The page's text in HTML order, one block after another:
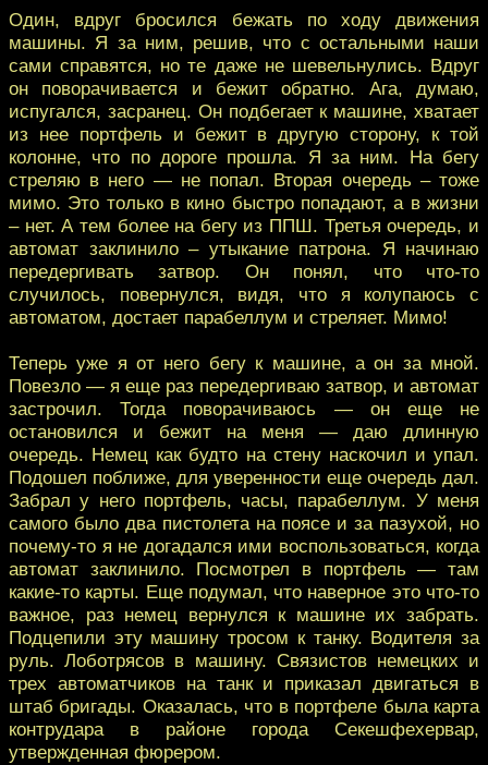
Один, вдруг бросился бежать по ходу движения
машины. Я за ним, решив, что с остальными наши
сами справятся, но те даже не шевельнулись. Вдруг
он поворачивается и бежит обратно. Ага, думаю,
испугался, засранец. Он подбегает к машине, хватает
из нее портфель и бежит в другую сторону, к той
колонне, что по дороге прошла. Я за ним. На бегу
стреляю в него — не попал. Вторая очередь – тоже
мимо. Это только в кино быстро попадают, а в жизни
– нет. А тем более на бегу из ППШ. Третья очередь, и
автомат заклинило – утыкание патрона. Я начинаю
передергивать затвор. Он понял, что что-то
случилось, повернулся, видя, что я колупаюсь с
автоматом, достает парабеллум и стреляет. Мимо!
Теперь уже я от него бегу к машине, а он за мной.
Повезло — я еще раз передергиваю затвор, и автомат
застрочил. Тогда поворачиваюсь — он еще не
остановился и бежит на меня — даю длинную
очередь. Немец как будто на стену наскочил и упал.
Подошел поближе, для уверенности еще очередь дал.
Забрал у него портфель, часы, парабеллум. У меня
самого было два пистолета на поясе и за пазухой, но
почему-то я не догадался ими воспользоваться, когда
автомат заклинило. Посмотрел в портфель — там
какие-то карты. Еще подумал, что наверное это что-то
важное, раз немец вернулся к машине их забрать.
Подцепили эту машину тросом к танку. Водителя за
руль. Лоботрясов в машину. Связистов немецких и
трех автоматчиков на танк и приказал двигаться в
штаб бригады. Оказалась, что в портфеле была карта
контрудара в районе города Секешфехервар,
утвержденная фюрером.